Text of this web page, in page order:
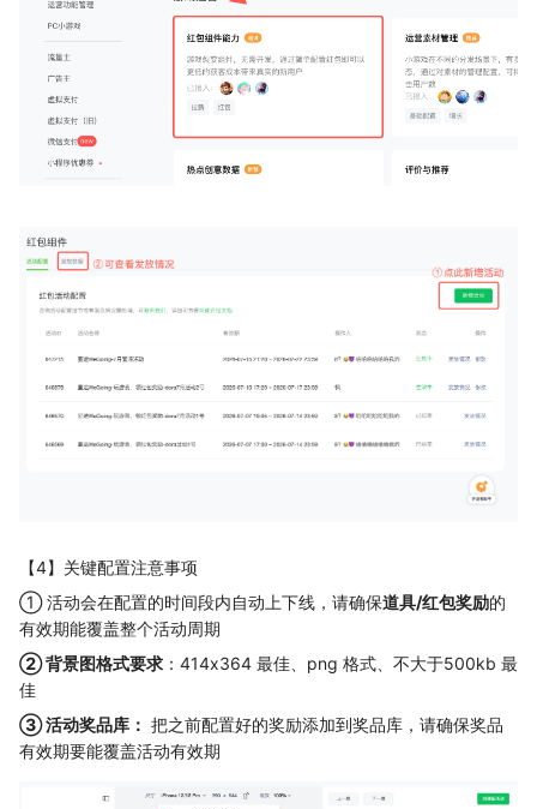
【4】关键配置注意事项
① 活动会在配置的时间段内自动上下线，请确保道具/红包奖励的
有效期能覆盖整个活动周期
② 背景图格式要求 ：414x364 最佳、png 格式、不大于500kb 最
佳
③ 活动奖品库： 把之前配置好的奖励添加到奖品库，请确保奖品
有效期要能覆盖活动有效期